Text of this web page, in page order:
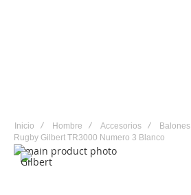
Inicio Hombre Accesorios Balones
Rugby Gilbert TR3000 Numero 3 Blanco